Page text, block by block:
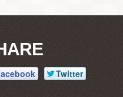
Twitter